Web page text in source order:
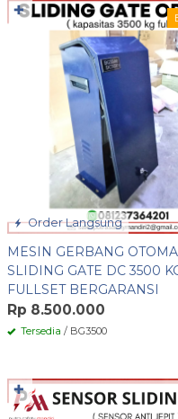
Order Langsung
MESIN GERBANG
SLIDING GATE DC 3500
FULLSET BERGARANSI
Rp 8.500.000
Tersedia / BG3500
✚
✚